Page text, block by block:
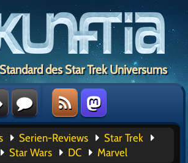
des Star Trek Universums
Serien-Reviews
Star Trek
Star Wars DC Marvel